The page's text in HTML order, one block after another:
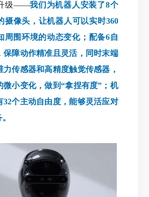
级——我们为机器人安装了8个
摄像头，让机器人可以实时360
周围环境的动态变化；配备6自
保障动作精准且灵活，同时末端
力传感器和高精度触觉传感器，
微小变化，做到“拿捏有度”；机
32个主动自由度，能够灵活应对